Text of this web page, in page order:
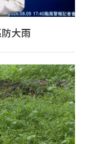
大雨